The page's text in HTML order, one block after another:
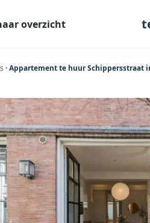
overzicht
·Appartement te huur Schippersstraat